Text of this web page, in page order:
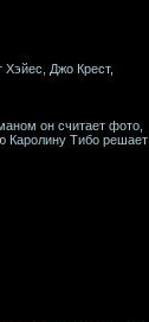
Джо Крест,
он считает фото,
Каролину Тибо решает